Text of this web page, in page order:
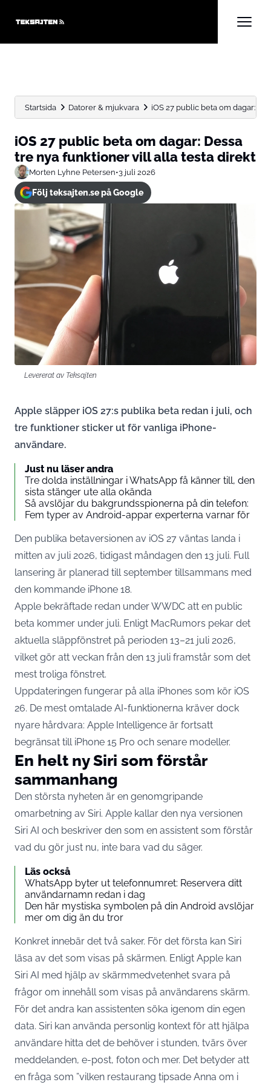
Startsida Datorer & mjukvara iOS 27 public beta om dagar:
iOS 27 public beta om dagar: Dessa
tre nya funktioner vill alla testa direkt
Morten Lyhne Petersen•3 juli 2026
Följ teksajten.se på Google
Levererat av Teksajten
Apple släpper iOS 27:s publika beta redan i juli, och
tre funktioner sticker ut för vanliga iPhone-
användare.
Just nu läser andra
Tre dolda inställningar i WhatsApp få känner till, den
sista stänger ute alla okända
Så avslöjar du bakgrunds­spionerna på din telefon:
Fem typer av Android-appar experterna varnar för
Den publika betaversionen av iOS 27 väntas landa i
mitten av juli 2026, tidigast måndagen den 13 juli. Full
lansering är planerad till september tillsammans med
den kommande iPhone 18.
Apple bekräftade redan under WWDC att en public
beta kommer under juli. Enligt MacRumors pekar det
aktuella släppfönstret på perioden 13–21 juli 2026,
vilket gör att veckan från den 13 juli framstår som det
mest troliga fönstret.
Uppdateringen fungerar på alla iPhones som kör iOS
26. De mest omtalade AI-funktionerna kräver dock
nyare hårdvara: Apple Intelligence är fortsatt
begränsat till iPhone 15 Pro och senare modeller.
En helt ny Siri som förstår
sammanhang
Den största nyheten är en genomgripande
omarbetning av Siri. Apple kallar den nya versionen
Siri AI och beskriver den som en assistent som förstår
vad du gör just nu, inte bara vad du säger.
Läs också
WhatsApp byter ut telefonnumret: Reservera ditt
användarnamn redan i dag
Den här mystiska symbolen på din Android avslöjar
mer om dig än du tror
Konkret innebär det två saker. För det första kan Siri
läsa av det som visas på skärmen. Enligt Apple kan
Siri AI med hjälp av skärmmedvetenhet svara på
frågor om innehåll som visas på användarens skärm.
För det andra kan assistenten söka igenom din egen
data. Siri kan använda personlig kontext för att hjälpa
användare hitta det de behöver i stunden, tvärs över
meddelanden, e-post, foton och mer. Det betyder att
en fråga som ”vilken restaurang tipsade Anna om i